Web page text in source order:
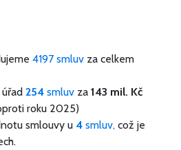
4197 smluv za celkem
254 smluv za 143 mil. Kč
roku 2025)
smlouvy u 4 smluv, což je